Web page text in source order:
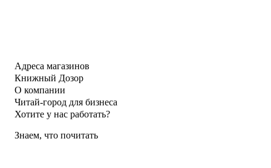
Адреса магазинов
Книжный Дозор
О компании
Читай-город для бизнеса
Хотите у нас работать?
Знаем, что почитать